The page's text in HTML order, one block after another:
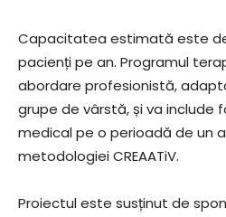
Capacitatea estimată este
pacienți pe an. Programul
abordare profesionistă,
grupe de vârstă, și va include
medical pe o perioadă de un
metodologiei CREAATiV.
Proiectul este susținut de